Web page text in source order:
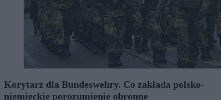
Korytarz dla Bundeswehry. Co zakłada polsko-
niemieckie porozumienie obronne